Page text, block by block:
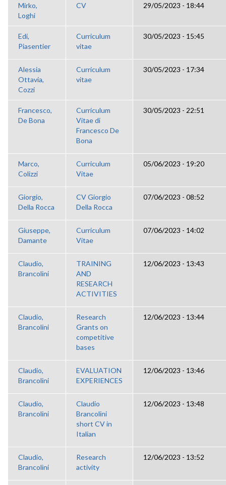
Mirko,
Loghi
CV 29/05/2023 - 18:44
Edi,
Piasentier
Curriculum
vitae
30/05/2023 - 15:45
Alessia
Ottavia,
Cozzi
Curriculum
vitae
30/05/2023 - 17:34
Francesco,
De Bona
Curriculum
Vitae di
Francesco De
Bona
30/05/2023 - 22:51
Marco,
Colizzi
Curriculum
Vitae
05/06/2023 - 19:20
Giorgio,
Della Rocca
CV Giorgio
Della Rocca
07/06/2023 - 08:52
Giuseppe,
Damante
Curriculum
Vitae
07/06/2023 - 14:02
Claudio,
Brancolini
TRAINING
AND
RESEARCH
ACTIVITIES
12/06/2023 - 13:43
Claudio,
Brancolini
Research
Grants on
competitive
bases
12/06/2023 - 13:44
Claudio,
Brancolini
EVALUATION
EXPERIENCES
12/06/2023 - 13:46
Claudio,
Brancolini
Claudio
Brancolini
short CV in
Italian
12/06/2023 - 13:48
Claudio,
Brancolini
Research
activity
12/06/2023 - 13:52